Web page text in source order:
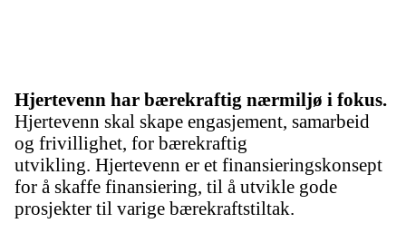
Hjertevenn har bærekraftig nærmiljø i fokus.
Hjertevenn skal skape engasjement, samarbeid
og frivillighet, for bærekraftig
utvikling. Hjertevenn er et finansieringskonsept
for å skaffe finansiering, til å utvikle gode
prosjekter til varige bærekraftstiltak.